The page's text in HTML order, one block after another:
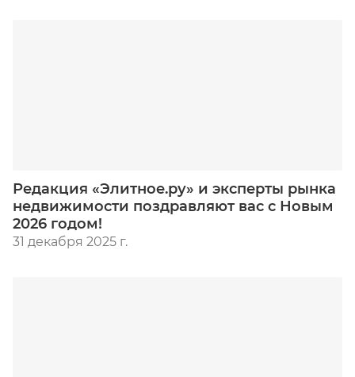
Редакция «Элитное.ру» и эксперты рынка
недвижимости поздравляют вас с Новым
2026 годом!
31 декабря 2025 г.